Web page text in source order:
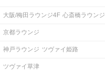
大阪/梅田ラウンジ4F 心斎橋ラウンジ
京都ラウンジ
神戸ラウンジ ツヴァイ姫路
ツヴァイ草津